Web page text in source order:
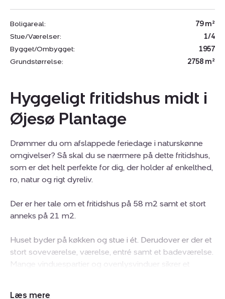
Boligareal:
79 m²
Stue/Værelser:
1/4
Bygget/Ombygget:
1957
Grundstørrelse:
2758 m²
Hyggeligt fritidshus midt i
Øjesø Plantage
Drømmer du om afslappede feriedage i naturskønne
omgivelser? Så skal du se nærmere på dette fritidshus,
som er det helt perfekte for dig, der holder af enkelthed,
ro, natur og rigt dyreliv.
Der er her tale om et fritidshus på 58 m2 samt et stort
anneks på 21 m2.
Huset byder på køkken og stue i ét. Derudover er der et
stort soveværelse, værelse, entré samt et badeværelse.
Mange vinduespartier og ovenlysvinduer sikrer et